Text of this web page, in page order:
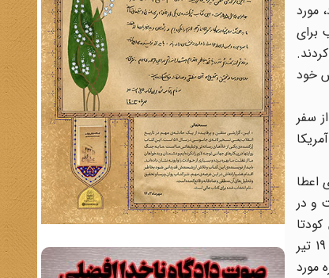
در دی ماه 1358 تهیه کرده بود، مورد
برای
خود
سفر
عملیات، یک چک 10 میلیون دلاری اعطا
و در
گسترش یافت. در مقایسه با 139 حمله‌ای که عراق در فاصله 13 فروردین 1358 تا 31 فروردین 1359 انجام داد، از یک خرداد 1359 تا 19 تیر
مورد